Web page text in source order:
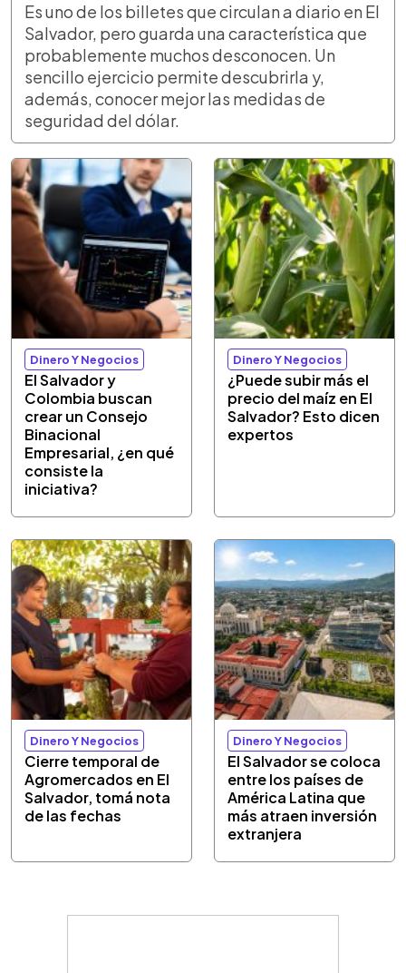
Es uno de los billetes que circulan a diario en El
Salvador, pero guarda una característica que
probablemente muchos desconocen. Un
sencillo ejercicio permite descubrirla y,
además, conocer mejor las medidas de
seguridad del dólar.
Dinero Y Negocios
El Salvador y
Colombia buscan
crear un Consejo
Binacional
Empresarial, ¿en qué
consiste la
iniciativa?
Dinero Y Negocios
¿Puede subir más el
precio del maíz en El
Salvador? Esto dicen
expertos
Dinero Y Negocios
Cierre temporal de
Agromercados en El
Salvador, tomá nota
de las fechas
Dinero Y Negocios
El Salvador se coloca
entre los países de
América Latina que
más atraen inversión
extranjera